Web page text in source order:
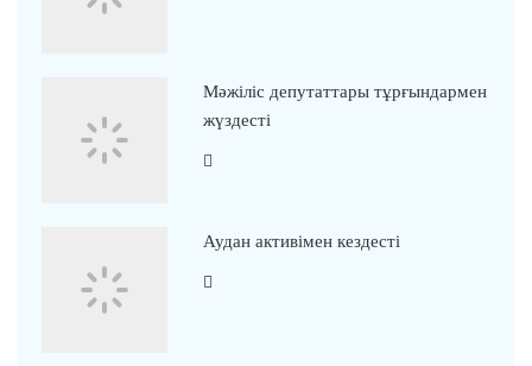
Мәжіліс депутаттары тұрғындармен
жүздесті
Аудан активімен кездесті